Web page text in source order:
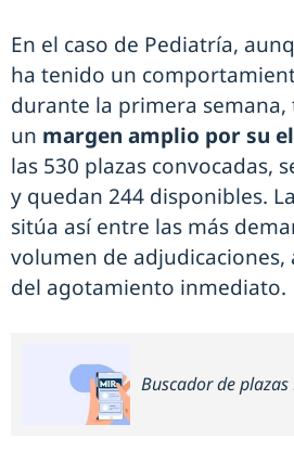
En el caso de Pediatría,
ha tenido un
durante la primera semana,
un margen amplio por su
las 530 plazas convocadas,
y quedan 244 disponibles.
sitúa así entre las más
volumen de
del agotamiento inmediato.
Buscador de plazas